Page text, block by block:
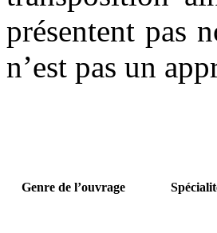
présentent pas
n’est pas un
Genre de l’ouvrage